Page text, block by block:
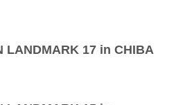
LANDMARK 17 in CHIBA